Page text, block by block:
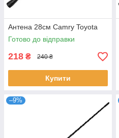
Антена 28см Camry Toyota
Готово до відправки
218 ₴ 240 ₴
Купити
–9%